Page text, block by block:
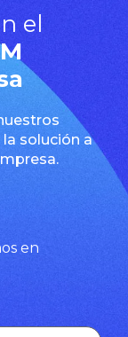
el
solución a
en